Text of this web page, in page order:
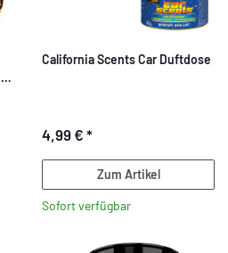
California Scents Car Duftdose
4,99 € *
Zum Artikel
Sofort verfügbar